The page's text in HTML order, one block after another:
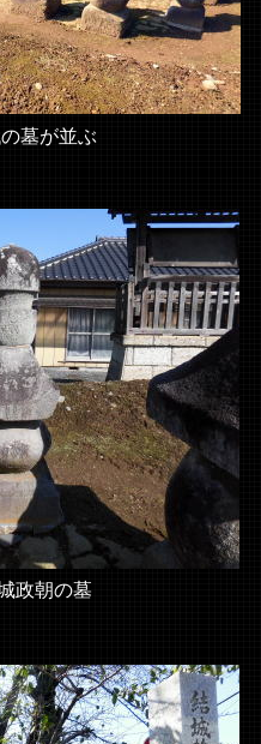
政朝の墓
墓が並ぶ